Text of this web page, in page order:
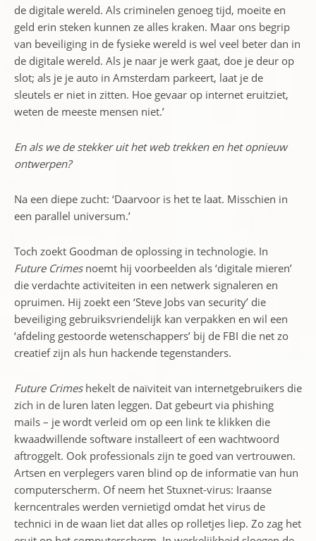
de digitale wereld. Als criminelen genoeg tijd, moeite en
geld erin steken kunnen ze alles kraken. Maar ons begrip
van beveiliging in de fysieke wereld is wel veel beter dan in
de digitale wereld. Als je naar je werk gaat, doe je deur op
slot; als je je auto in Amsterdam parkeert, laat je de
sleutels er niet in zitten. Hoe gevaar op internet eruitziet,
weten de meeste mensen niet.’
En als we de stekker uit het web trekken en het opnieuw
ontwerpen?
Na een diepe zucht: ‘Daarvoor is het te laat. Misschien in
een parallel universum.’
Toch zoekt Goodman de oplossing in technologie. In
Future Crimes noemt hij voorbeelden als ‘digitale mieren’
die verdachte activiteiten in een netwerk signaleren en
opruimen. Hij zoekt een ‘Steve Jobs van security’ die
beveiliging gebruiksvriendelijk kan verpakken en wil een
‘afdeling gestoorde wetenschappers’ bij de FBI die net zo
creatief zijn als hun hackende tegenstanders.
Future Crimes hekelt de naïviteit van internetgebruikers die
zich in de luren laten leggen. Dat gebeurt via phishing
mails – je wordt verleid om op een link te klikken die
kwaadwillende software installeert of een wachtwoord
aftroggelt. Ook professionals zijn te goed van vertrouwen.
Artsen en verplegers varen blind op de informatie van hun
computerscherm. Of neem het Stuxnet-virus: Iraanse
kerncentrales werden vernietigd omdat het virus de
technici in de waan liet dat alles op rolletjes liep. Zo zag het